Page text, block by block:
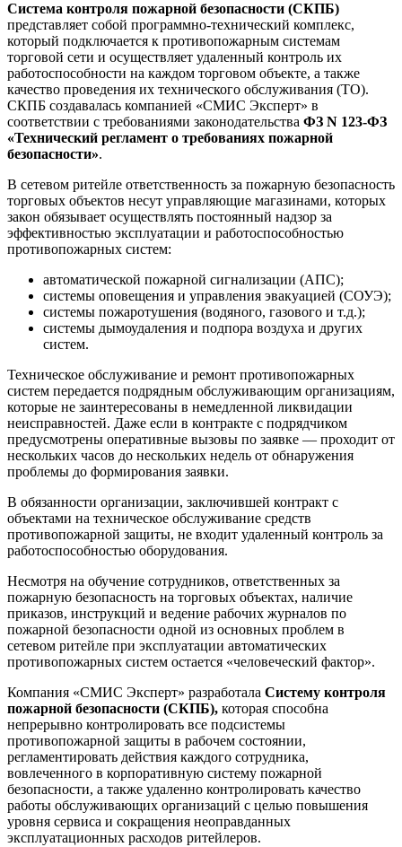
Система контроля пожарной безопасности (СКПБ)
представляет собой программно-технический комплекс,
который подключается к противопожарным системам
торговой сети и осуществляет удаленный контроль их
работоспособности на каждом торговом объекте, а также
качество проведения их технического обслуживания (ТО).
СКПБ создавалась компанией «СМИС Эксперт» в
соответствии с требованиями законодательства ФЗ N 123-ФЗ
«Технический регламент о требованиях пожарной
безопасности».
В сетевом ритейле ответственность за пожарную безопасность
торговых объектов несут управляющие магазинами, которых
закон обязывает осуществлять постоянный надзор за
эффективностью эксплуатации и работоспособностью
противопожарных систем:
автоматической пожарной сигнализации (АПС);
системы оповещения и управления эвакуацией (СОУЭ);
системы пожаротушения (водяного, газового и т.д.);
системы дымоудаления и подпора воздуха и других
систем.
Техническое обслуживание и ремонт противопожарных
систем передается подрядным обслуживающим организациям,
которые не заинтересованы в немедленной ликвидации
неисправностей. Даже если в контракте с подрядчиком
предусмотрены оперативные вызовы по заявке — проходит от
нескольких часов до нескольких недель от обнаружения
проблемы до формирования заявки.
В обязанности организации, заключившей контракт с
объектами на техническое обслуживание средств
противопожарной защиты, не входит удаленный контроль за
работоспособностью оборудования.
Несмотря на обучение сотрудников, ответственных за
пожарную безопасность на торговых объектах, наличие
приказов, инструкций и ведение рабочих журналов по
пожарной безопасности одной из основных проблем в
сетевом ритейле при эксплуатации автоматических
противопожарных систем остается «человеческий фактор».
Компания «СМИС Эксперт» разработала Систему контроля
пожарной безопасности (СКПБ), которая способна
непрерывно контролировать все подсистемы
противопожарной защиты в рабочем состоянии,
регламентировать действия каждого сотрудника,
вовлеченного в корпоративную систему пожарной
безопасности, а также удаленно контролировать качество
работы обслуживающих организаций с целью повышения
уровня сервиса и сокращения неоправданных
эксплуатационных расходов ритейлеров.